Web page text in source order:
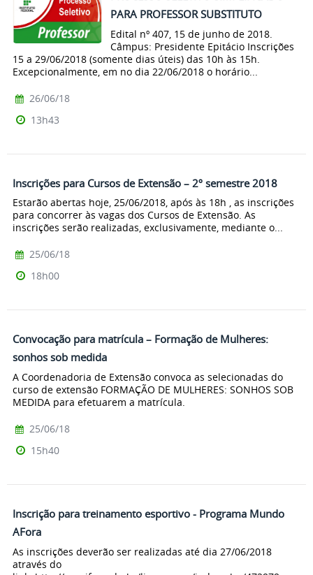
PARA PROFESSOR SUBSTITUTO
Edital nº 407, 15 de junho de 2018.
Câmpus: Presidente Epitácio Inscrições
15 a 29/06/2018 (somente dias úteis) das 10h às 15h.
Excepcionalmente, em no dia 22/06/2018 o horário...
26/06/18
13h43
Inscrições para Cursos de Extensão – 2º semestre 2018
Estarão abertas hoje, 25/06/2018, após às 18h , as inscrições
para concorrer às vagas dos Cursos de Extensão. As
inscrições serão realizadas, exclusivamente, mediante o...
25/06/18
18h00
Convocação para matrícula – Formação de Mulheres:
sonhos sob medida
A Coordenadoria de Extensão convoca as selecionadas do
curso de extensão FORMAÇÃO DE MULHERES: SONHOS SOB
MEDIDA para efetuarem a matrícula.
25/06/18
15h40
Inscrição para treinamento esportivo - Programa Mundo
AFora
As inscrições deverão ser realizadas até dia 27/06/2018
através do